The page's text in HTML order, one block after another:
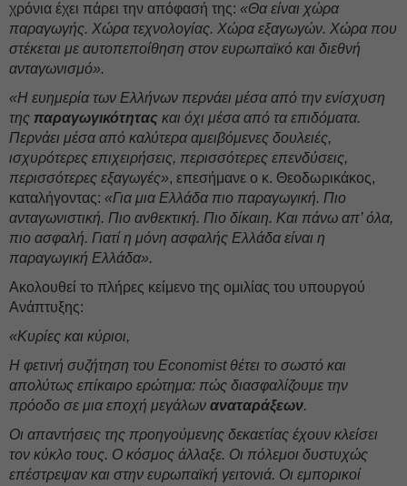
χρόνια έχει πάρει την απόφασή της: «Θα είναι χώρα
παραγωγής. Χώρα τεχνολογίας. Χώρα εξαγωγών. Χώρα που
στέκεται με αυτοπεποίθηση στον ευρωπαϊκό και διεθνή
ανταγωνισμό».
«Η ευημερία των Ελλήνων περνάει μέσα από την ενίσχυση
της παραγωγικότητας και όχι μέσα από τα επιδόματα.
Περνάει μέσα από καλύτερα αμειβόμενες δουλειές,
ισχυρότερες επιχειρήσεις, περισσότερες επενδύσεις,
περισσότερες εξαγωγές», επεσήμανε ο κ. Θεοδωρικάκος,
καταλήγοντας: «Για μια Ελλάδα πιο παραγωγική. Πιο
ανταγωνιστική. Πιο ανθεκτική. Πιο δίκαιη. Και πάνω απ’ όλα,
πιο ασφαλή. Γιατί η μόνη ασφαλής Ελλάδα είναι η
παραγωγική Ελλάδα».
Ακολουθεί το πλήρες κείμενο της ομιλίας του υπουργού
Ανάπτυξης:
«Κυρίες και κύριοι,
Η φετινή συζήτηση του Economist θέτει το σωστό και
απολύτως επίκαιρο ερώτημα: πώς διασφαλίζουμε την
πρόοδο σε μια εποχή μεγάλων αναταράξεων.
Οι απαντήσεις της προηγούμενης δεκαετίας έχουν κλείσει
τον κύκλο τους. Ο κόσμος άλλαξε. Οι πόλεμοι δυστυχώς
επέστρεψαν και στην ευρωπαϊκή γειτονιά. Οι εμπορικοί